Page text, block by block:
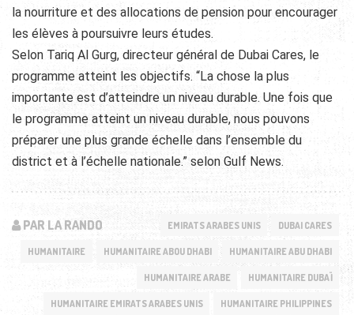
la nourriture et des allocations de pension pour encourager
les élèves à poursuivre leurs études.
Selon Tariq Al Gurg, directeur général de Dubai Cares, le
programme atteint les objectifs. “La chose la plus
importante est d’atteindre un niveau durable. Une fois que
le programme atteint un niveau durable, nous pouvons
préparer une plus grande échelle dans l’ensemble du
district et à l’échelle nationale.” selon Gulf News.
PAR LA RANDO EMIRATS ARABES UNIS DUBAI CARES
HUMANITAIRE HUMANITAIRE ABOU DHABI HUMANITAIRE ABU DHABI
HUMANITAIRE ARABE HUMANITAIRE DUBAÏ
HUMANITAIRE EMIRATS ARABES UNIS HUMANITAIRE PHILIPPINES